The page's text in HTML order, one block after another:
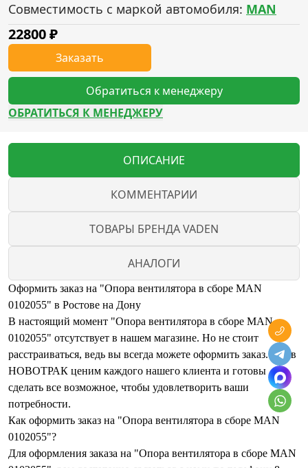
Совместимость с маркой автомобиля: MAN
22800₽
Заказать
Обратиться к менеджеру
ОБРАТИТЬСЯ К МЕНЕДЖЕРУ
ОПИСАНИЕ
КОММЕНТАРИИ
ТОВАРЫ БРЕНДА VADEN
АНАЛОГИ
Оформить заказ на "Опора вентилятора в сборе MAN
0102055" в Ростове на Дону
В настоящий момент "Опора вентилятора в сборе MAN
0102055" отсутствует в нашем магазине. Но не стоит
расстраиваться, ведь вы всегда можете оформить заказ. Мы в
НОВОТРАК ценим каждого нашего клиента и готовы
сделать все возможное, чтобы удовлетворить ваши
потребности.
Как оформить заказ на "Опора вентилятора в сборе MAN
0102055"?
Для оформления заказа на "Опора вентилятора в сборе MAN